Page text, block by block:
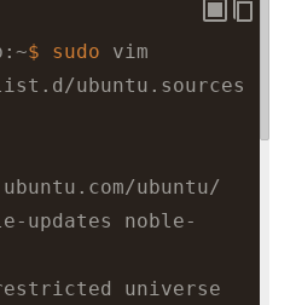
$ sudo
vim
ubuntu.sources
ubuntu/
updates noble-
restricted universe